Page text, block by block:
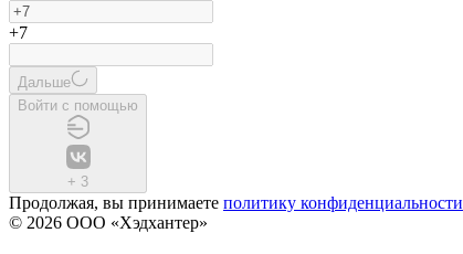
+7
Дальше
Войти с помощью
+ 3
Продолжая, вы принимаете политику конфиденциальности
© 2026 ООО «Хэдхантер»